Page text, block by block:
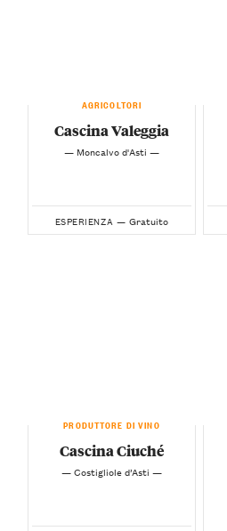
AGRICOLTORI
Cascina Valeggia
— Moncalvo d'Asti —
ESPERIENZA — Gratuito
PRODUTTORE DI VINO
Cascina Ciuché
— Costigliole d’Asti —